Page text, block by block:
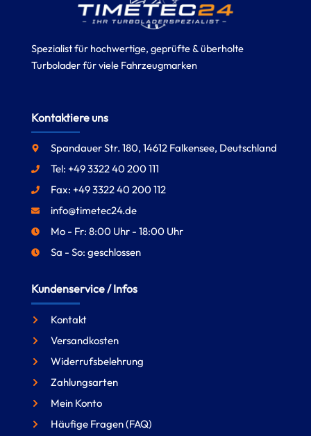
Spezialist für hochwertige, geprüfte & überholte
Turbolader für viele Fahrzeugmarken
Kontaktiere uns
Spandauer Str. 180, 14612 Falkensee, Deutschland
Tel: +49 3322 40 200 111
Fax: +49 3322 40 200 112
info@timetec24.de
Mo - Fr: 8:00 Uhr - 18:00 Uhr
Sa - So: geschlossen
Kundenservice / Infos
Kontakt
Versandkosten
Widerrufsbelehrung
Zahlungsarten
Mein Konto
Häufige Fragen (FAQ)